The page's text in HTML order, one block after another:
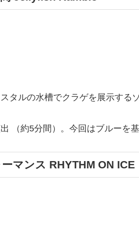
タルの水槽でクラゲを展示す
（約5分間）。今回はブルーを
マンス RHYTHM ON ICE